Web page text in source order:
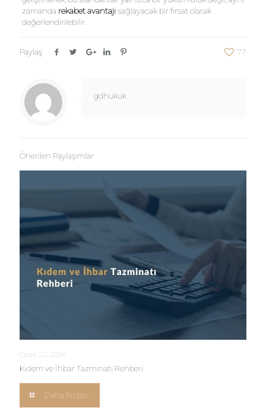
zamanda rekabet avantajısağlayacak bir fırsat olarak
değerlendirilebilir.
Paylaş 77
gdhukuk
Önerilen Paylaşımlar
Ocak 22, 2026
Kıdem ve İhbar Tazminatı Rehberi
Daha fazlası